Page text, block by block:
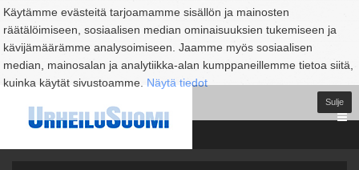
Käytämme evästeitä tarjoamamme sisällön ja mainosten
räätälöimiseen, sosiaalisen median ominaisuuksien tukemiseen ja
kävijämäärämme analysoimiseen. Jaamme myös sosiaalisen
median, mainosalan ja analytiikka-alan kumppaneillemme tietoa siitä,
kuinka käytät sivustoamme. Näytä tiedot
Sulje